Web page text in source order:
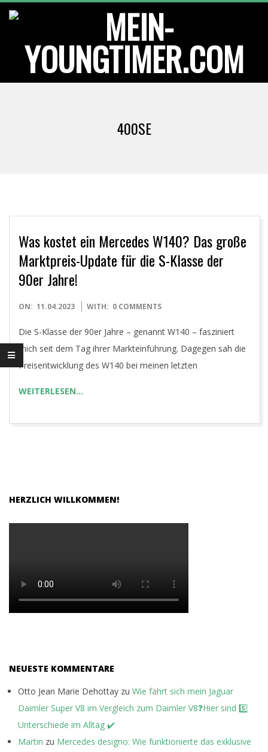
Skip
M
-
Y
O
U
N
G
T
E
.
C
M
400SE
Was kostet ein Mercedes W140? Das große
Marktpreis-Update für die S-Klasse der
90er Jahre!
2023-
11
ON: 11.04.2023 WITH: 0 COMMENTS
Die S-Klasse der 90er Jahre – genannt W140 – fasziniert
mich seit dem Tag ihrer Markteinführung. Dagegen sah die
Preisentwicklung des W140 bei meinen letzten
WEITERLESEN…
HERZLICH WILLKOMMEN!
NEUESTE KOMMENTARE
Otto Jean Marie Dehottay zu Wie fährt sich mein Jaguar
Daimler Super V8 im Vergleich zum Daimler V8❓Hier sind 5️⃣
Unterschiede im Alltag ✔️
Martin zu Mercedes designo: Wie funktionierte das exklusive